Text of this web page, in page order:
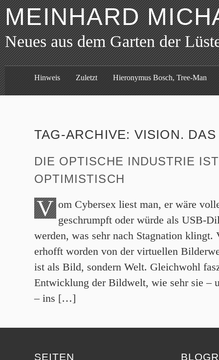
MEINHARD
Neues aus dem Garten der
Hinweis Zuletzt Hieronymus Bosch, Tree-Man
TAG-ARCHIVE: VISION.
DIE OPTISCHE INDUSTRIE IST
OPTIMISTISCH
V om Cybersex liest man, er wäre
geschrumpft oder würde als USB-
werden, was sehr nach Stagnation klingt.
erhofft worden von der virtuellen
ist als Bild, sondern Welt. Gleichwohl
Entwicklung der Bildwelt, wie sehr sie –
– ins […]
SEITEN